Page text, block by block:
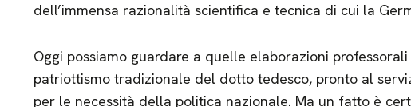
dell’immensa razionalità scientifica e tecnica di cui la
Oggi possiamo guardare a quelle elaborazioni
patriottismo tradizionale del dotto tedesco, pronto al
per le necessità della politica nazionale. Ma un fatto è